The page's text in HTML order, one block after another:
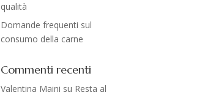
qualità
Domande frequenti sul
consumo della carne
Commenti recenti
Valentina Maini su Resta al